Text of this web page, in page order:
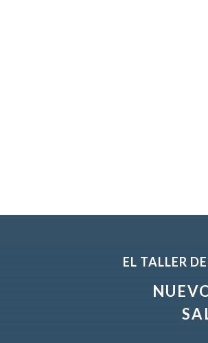
EL TALLER